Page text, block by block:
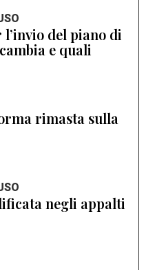
del piano di
e quali
rimasta sulla
negli appalti